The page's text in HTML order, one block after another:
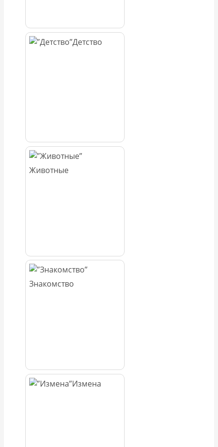
Детство
Животные
Знакомство
Измена